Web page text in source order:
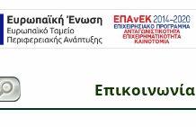
Επικοινωνία